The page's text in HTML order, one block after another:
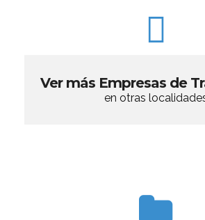
Ver más Empresas de
en otras